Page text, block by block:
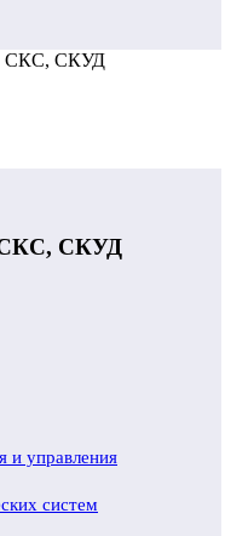
СКС, СКУД
СКУД
и управления
систем